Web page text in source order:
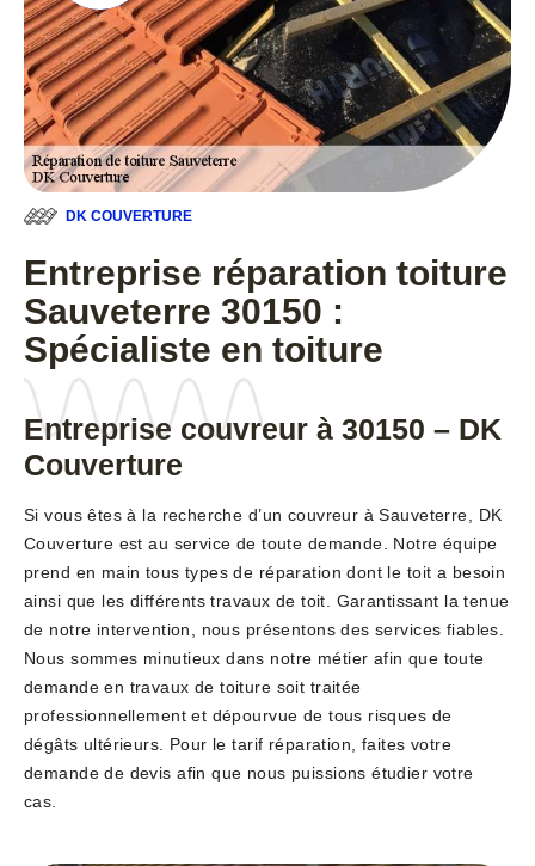
DK COUVERTURE
Entreprise réparation toiture
Sauveterre 30150 :
Spécialiste en toiture
Entreprise couvreur à 30150 – DK
Couverture
Si vous êtes à la recherche d’un couvreur à Sauveterre, DK
Couverture est au service de toute demande. Notre équipe
prend en main tous types de réparation dont le toit a besoin
ainsi que les différents travaux de toit. Garantissant la tenue
de notre intervention, nous présentons des services fiables.
Nous sommes minutieux dans notre métier afin que toute
demande en travaux de toiture soit traitée
professionnellement et dépourvue de tous risques de
dégâts ultérieurs. Pour le tarif réparation, faites votre
demande de devis afin que nous puissions étudier votre
cas.